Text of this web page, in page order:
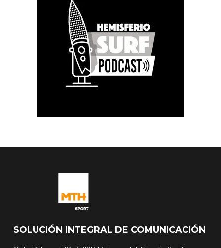
SOLUCIÓN INTEGRAL DE COMUNICACIÓN